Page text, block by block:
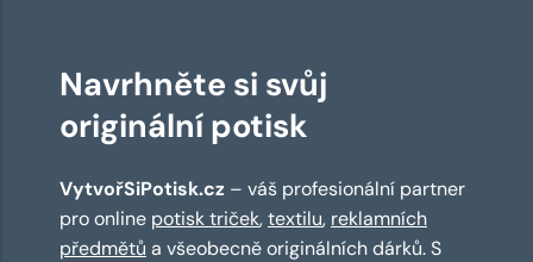
Navrhněte si svůj
originální potisk
VytvořSiPotisk.cz – váš profesionální partner
pro online potisk triček,textilu, reklamních
předmětů a všeobecně originálních dárků. S